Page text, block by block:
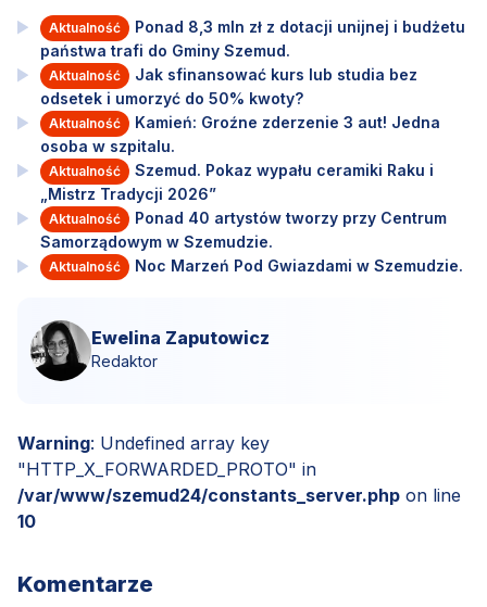
Aktualność
Ponad 8,3 mln zł z dotacji unijnej i budżetu
państwa trafi do Gminy Szemud.
Aktualność
Jak sfinansować kurs lub studia bez
odsetek i umorzyć do 50% kwoty?
Aktualność
Kamień: Groźne zderzenie 3 aut! Jedna
osoba w szpitalu.
Aktualność
Szemud. Pokaz wypału ceramiki Raku i
„Mistrz Tradycji 2026”
Aktualność
Ponad 40 artystów tworzy przy Centrum
Samorządowym w Szemudzie.
Aktualność Noc Marzeń Pod Gwiazdami w Szemudzie.
Ewelina Zaputowicz
Redaktor
Warning: Undefined array key
"HTTP_X_FORWARDED_PROTO" in
/var/www/szemud24/constants_server.php on line
10
Komentarze